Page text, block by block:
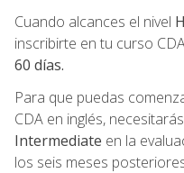
Cuando alcances el nivel
inscribirte en tu curso
60 días.
Para que puedas
CDA en inglés,
Intermediate en la
los seis meses